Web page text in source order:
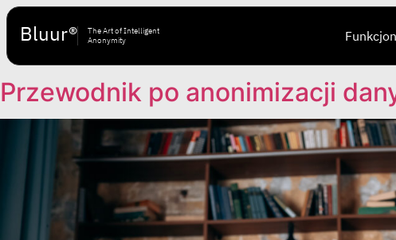
Bluur®
The Art of Intelligent
Anonymity
Przewodnik po anonimizacji